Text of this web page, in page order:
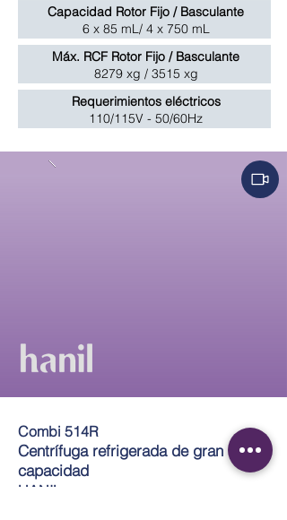
Capacidad Rotor Fijo / Basculante
6 x 85 mL/ 4 x 750 mL
Máx. RCF Rotor Fijo / Basculante
8279 xg / 3515 xg
Requerimientos eléctricos
110/115V - 50/60Hz
Combi 514R
Centrífuga refrigerada de gran
capacidad
HANIL